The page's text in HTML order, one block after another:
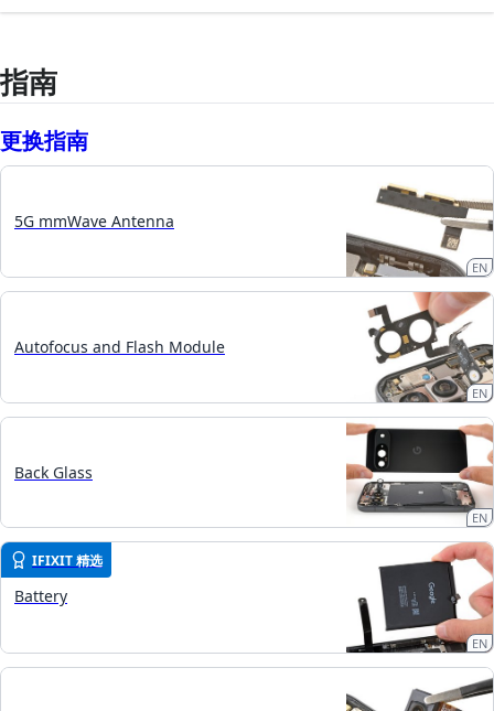
指南
更换指南
5G mmWave Antenna
EN
Autofocus and Flash Module
EN
Back Glass
EN
IFIXIT 精选
Battery
EN